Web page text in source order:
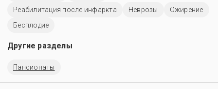
Реабилитация после инфаркта
Неврозы
Ожирение
Бесплодие
Другие разделы
Пансионаты